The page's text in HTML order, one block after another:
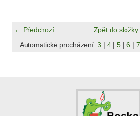
← Předchozí
Zpět do složky
Automatické procházení: 3 | 4 | 5 | 6 | 7